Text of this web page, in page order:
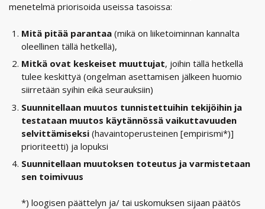
menetelmä priorisoida useissa tasoissa:
Mitä pitää parantaa (mikä on liiketoiminnan kannalta
oleellinen tällä hetkellä),
Mitkä ovat keskeiset muuttujat, joihin tällä hetkellä
tulee keskittyä (ongelman asettamisen jälkeen huomio
siirretään syihin eikä seurauksiin)
Suunnitellaan muutos tunnistettuihin tekijöihin ja
testataan muutos käytännössä vaikuttavuuden
selvittämiseksi (havaintoperusteinen [empirismi*)]
prioriteetti) ja lopuksi
Suunnitellaan muutoksen toteutus ja varmistetaan
sen toimivuus
*) loogisen päättelyn ja/ tai uskomuksen sijaan päätös